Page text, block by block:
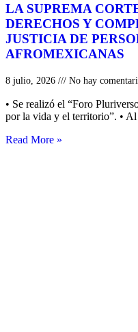
LA SUPREMA
DERECHOS Y
JUSTICIA DE
AFROMEXICANAS
8 julio, 2026 No hay
• Se realizó el “Foro
por la vida y el territorio”. •
Read More »